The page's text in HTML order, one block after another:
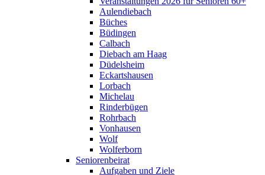
Aulendiebach
Büches
Büdingen
Calbach
Diebach am Haag
Düdelsheim
Eckartshausen
Lorbach
Michelau
Rinderbügen
Rohrbach
Vonhausen
Wolf
Wolferborn
Seniorenbeirat
Aufgaben und Ziele